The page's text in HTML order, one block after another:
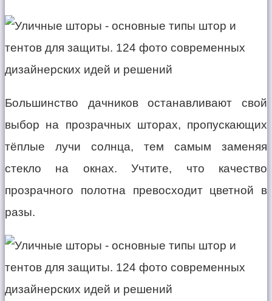
Большинство дачников останавливают свой
выбор на прозрачных шторах, пропускающих
тёплые лучи солнца, тем самым заменяя
стекло на окнах. Учтите, что качество
прозрачного полотна превосходит цветной в
разы.